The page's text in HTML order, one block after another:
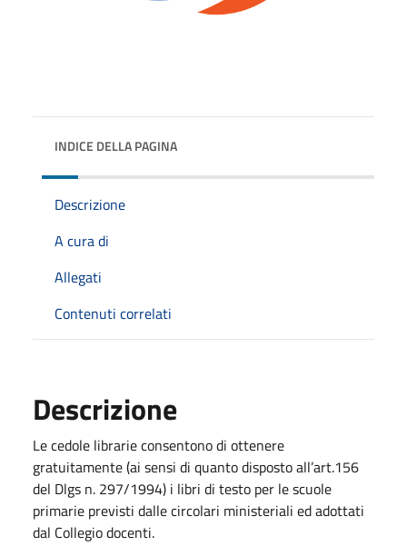
INDICE DELLA PAGINA
Descrizione
A cura di
Allegati
Contenuti correlati
Descrizione
Le cedole librarie consentono di ottenere
gratuitamente (ai sensi di quanto disposto all’art.156
del Dlgs n. 297/1994) i libri di testo per le scuole
primarie previsti dalle circolari ministeriali ed adottati
dal Collegio docenti.